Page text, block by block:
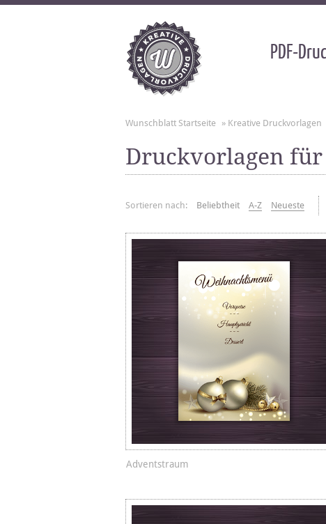
PDF-
Wunschblatt Startseite » Kreative Druckvorlagen
Druckvorlagen
Sortieren nach: Beliebtheit A-Z Neueste
Adventstraum